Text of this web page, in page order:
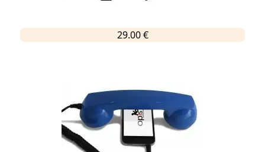
29.00 €